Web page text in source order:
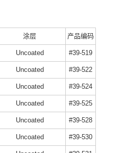
涂层 产品编码
Uncoated #39-519
Uncoated #39-522
Uncoated #39-524
Uncoated #39-525
Uncoated #39-528
Uncoated #39-530